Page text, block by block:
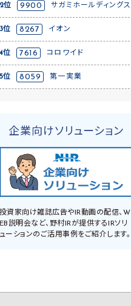
2位 9900 サガミホールディングス
3位 8267 イオン
4位 7616 コロワイド
5位 8059 第一実業
企業向けソリューション
投資家向け雑誌広告やIR動画の配信、W
EB説明会など、野村IRが提供するIRソリ
ューションのご活用事例をご紹介します。